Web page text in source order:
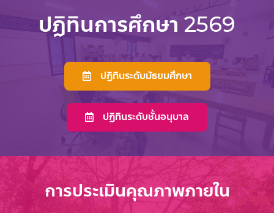
ปฏิทินการศึกษา 2569
ปฏิทินระดับมัธยมศึกษา
ปฏิทินระดับชั้นอนุบาล
การประเมินคุณภาพภายใน